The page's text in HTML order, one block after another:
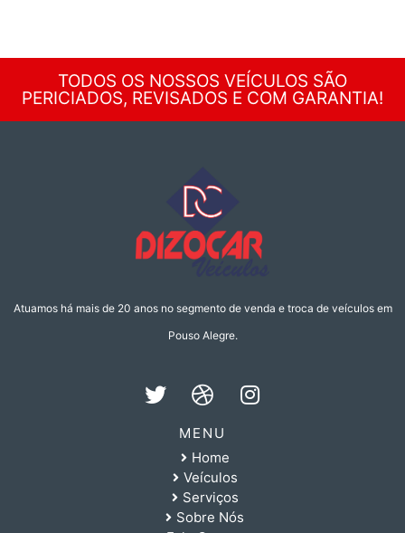
TODOS OS NOSSOS VEÍCULOS SÃO
PERICIADOS, REVISADOS E COM GARANTIA!
Atuamos há mais de 20 anos no segmento de venda e troca de veículos em
Pouso Alegre.
MENU
Home
Veículos
Serviços
Sobre Nós